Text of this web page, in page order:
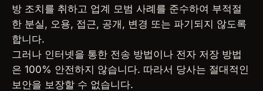
방 조치를 취하고 업계 모범 사례를 준수하여 부적절
한 분실, 오용, 접근, 공개, 변경 또는 파기되지 않도록
합니다.
그러나 인터넷을 통한 전송 방법이나 전자 저장 방법
은 100% 안전하지 않습니다. 따라서 당사는 절대적인
보안을 보장할 수 없습니다.